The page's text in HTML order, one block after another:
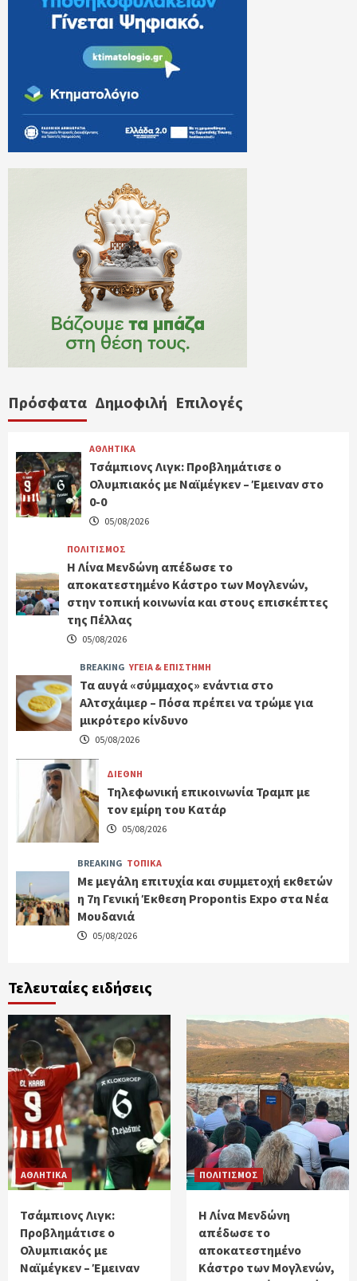
Πρόσφατα Δημοφιλή Επιλογές
ΑΘΛΗΤΙΚΑ
Τσάμπιονς Λιγκ: Προβλημάτισε ο
Ολυμπιακός με Ναϊμέγκεν – Έμειναν στο
0-0
05/08/2026
ΠΟΛΙΤΙΣΜΟΣ
Η Λίνα Μενδώνη απέδωσε το
αποκατεστημένο Κάστρο των Μογλενών,
στην τοπική κοινωνία και στους επισκέπτες
της Πέλλας
05/08/2026
BREAKING ΥΓΕΙΑ & ΕΠΙΣΤΗΜΗ
Τα αυγά «σύμμαχος» ενάντια στο
Αλτσχάιμερ – Πόσα πρέπει να τρώμε για
μικρότερο κίνδυνο
05/08/2026
ΔΙΕΘΝΗ
Τηλεφωνική επικοινωνία Τραμπ με
τον εμίρη του Κατάρ
05/08/2026
BREAKING ΤΟΠΙΚΑ
Με μεγάλη επιτυχία και συμμετοχή εκθετών
η 7η Γενική Έκθεση Propontis Expo στα Νέα
Μουδανιά
05/08/2026
Τελευταίες ειδήσεις
ΑΘΛΗΤΙΚΑ
Τσάμπιονς Λιγκ:
Προβλημάτισε ο
Ολυμπιακός με
Ναϊμέγκεν – Έμειναν
ΠΟΛΙΤΙΣΜΟΣ
Η Λίνα Μενδώνη
απέδωσε το
αποκατεστημένο
Κάστρο των Μογλενών,